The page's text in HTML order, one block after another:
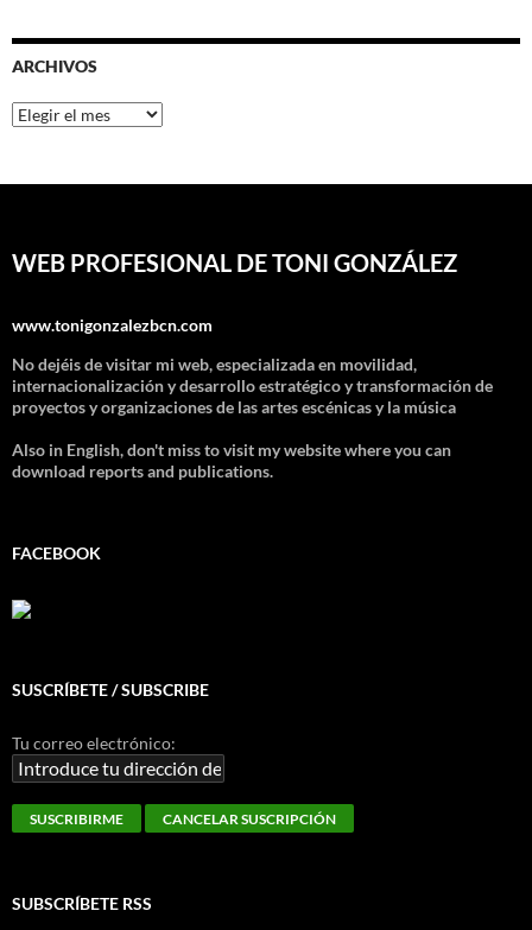
ARCHIVOS
Archivos
WEB PROFESIONAL DE TONI GONZÁLEZ
www.tonigonzalezbcn.com
No dejéis de visitar mi web, especializada en movilidad,
internacionalización y desarrollo estratégico y transformación de
proyectos y organizaciones de las artes escénicas y la música
Also in English, don't miss to visit my website where you can
download reports and publications.
FACEBOOK
SUSCRÍBETE / SUBSCRIBE
Tu correo electrónico:
SUBSCRÍBETE RSS